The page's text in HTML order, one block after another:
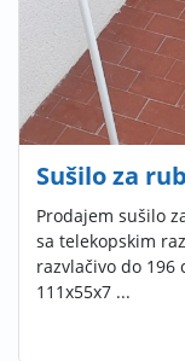
Sušilo za
Prodajem sušilo
sa telekopskim
razvlačivo do 196
111x55x7 ...